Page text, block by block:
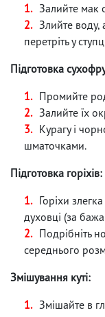
Залийте мак
Злийте воду,
перетріть у
Підготовка
Промийте
Залийте їх
Курагу і
шматочками.
Підготовка горіхів:
Горіхи
духовці (за
Подрібніть
середнього
Змішування куті:
Змішайте в